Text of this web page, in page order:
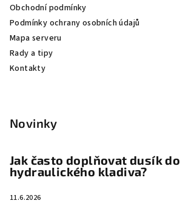
Obchodní podmínky
Podmínky ochrany osobních údajů
Mapa serveru
Rady a tipy
Kontakty
Novinky
Jak často doplňovat dusík do
hydraulického kladiva?
11.6.2026